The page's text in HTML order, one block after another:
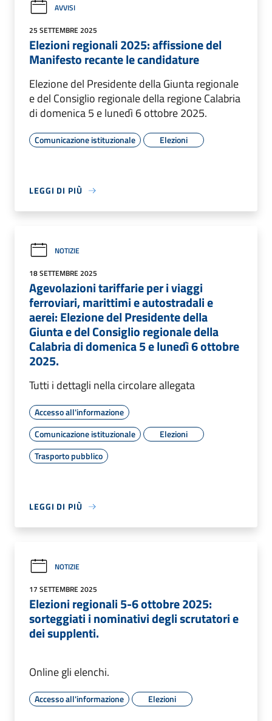
AVVISI
25 SETTEMBRE 2025
Elezioni regionali 2025: affissione del
Manifesto recante le candidature
Elezione del Presidente della Giunta regionale
e del Consiglio regionale della regione Calabria
di domenica 5 e lunedì 6 ottobre 2025.
Comunicazione istituzionale Elezioni
LEGGI DI PIÙ
NOTIZIE
18 SETTEMBRE 2025
Agevolazioni tariffarie per i viaggi
ferroviari, marittimi e autostradali e
aerei: Elezione del Presidente della
Giunta e del Consiglio regionale della
Calabria di domenica 5 e lunedì 6 ottobre
2025.
Tutti i dettagli nella circolare allegata
Accesso all'informazione
Comunicazione istituzionale
Elezioni
Trasporto pubblico
LEGGI DI PIÙ
NOTIZIE
17 SETTEMBRE 2025
Elezioni regionali 5-6 ottobre 2025:
sorteggiati i nominativi degli scrutatori e
dei supplenti.
Online gli elenchi.
Accesso all'informazione Elezioni